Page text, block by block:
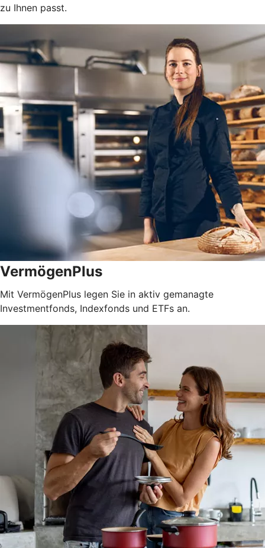
zu Ihnen passt.
VermögenPlus
Mit VermögenPlus legen Sie in aktiv gemanagte
Investmentfonds, Indexfonds und ETFs an.